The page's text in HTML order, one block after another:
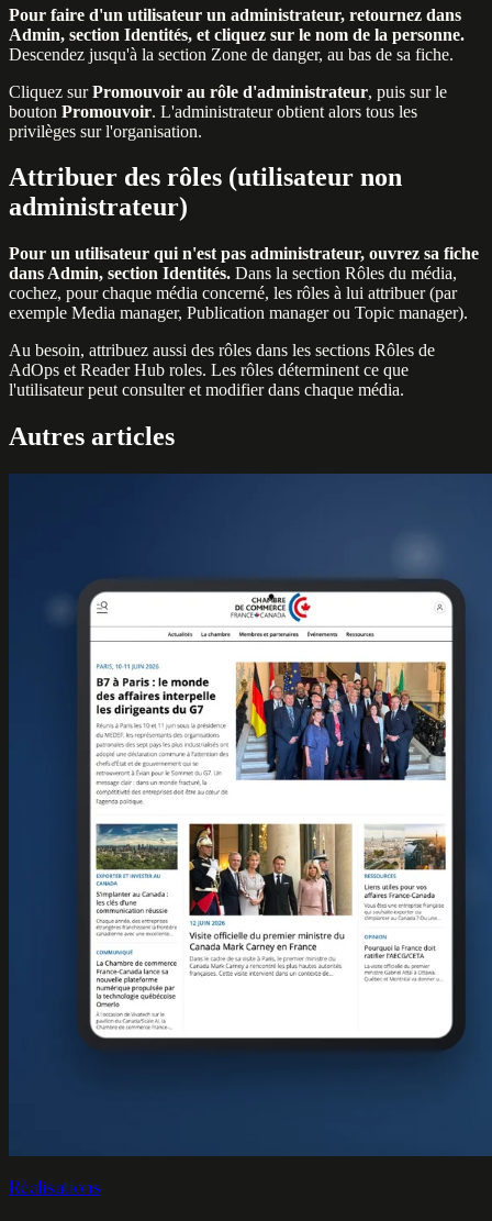
Pour faire d'un utilisateur un administrateur, retournez dans
Admin, section Identités, et cliquez sur le nom de la personne.
Descendez jusqu'à la section Zone de danger, au bas de sa fiche.
Cliquez surPromouvoir au rôle d'administrateur, puis sur le
bouton Promouvoir. L'administrateur obtient alors tous les
privilèges sur l'organisation.
Attribuer des rôles (utilisateur non
administrateur)
Pour un utilisateur qui n'est pas administrateur, ouvrez sa fiche
dans Admin, section Identités. Dans la section Rôles du média,
cochez, pour chaque média concerné, les rôles à lui attribuer (par
exemple Media manager, Publication manager ou Topic manager).
Au besoin, attribuez aussi des rôles dans les sections Rôles de
AdOps et Reader Hub roles. Les rôles déterminent ce que
l'utilisateur peut consulter et modifier dans chaque média.
Autres articles
Réalisations